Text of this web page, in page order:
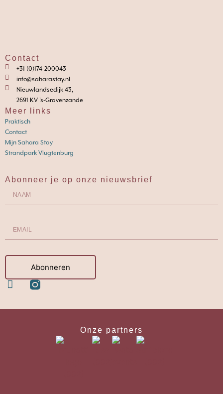
Contact
+31 (0)174-200043
info@saharastay.nl
Nieuwlandsedijk 43,
2691 KV 's-Gravenzande
Meer links
Praktisch
Contact
Mijn Sahara Stay
Strandpark Vlugtenburg
Abonneer je op onze nieuwsbrief
Abonneren
Onze partners